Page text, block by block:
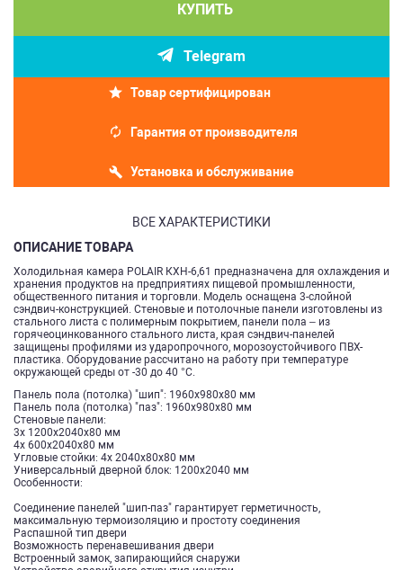
КУПИТЬ
Telegram
Товар сертифицирован
Гарантия от производителя
Установка и обслуживание
ВСЕ ХАРАКТЕРИСТИКИ
ОПИСАНИЕ ТОВАРА
Холодильная камера POLAIR КХН-6,61 предназначена для охлаждения и
хранения продуктов на предприятиях пищевой промышленности,
общественного питания и торговли. Модель оснащена 3-слойной
сэндвич-конструкцией. Стеновые и потолочные панели изготовлены из
стального листа с полимерным покрытием, панели пола – из
горячеоцинкованного стального листа, края сэндвич-панелей
защищены профилями из ударопрочного, морозоустойчивого ПВХ-
пластика. Оборудование рассчитано на работу при температуре
окружающей среды от -30 до 40 °С.
Панель пола (потолка) "шип": 1960х980х80 мм
Панель пола (потолка) "паз": 1960х980х80 мм
Стеновые панели:
3х 1200х2040х80 мм
4х 600х2040х80 мм
Угловые стойки: 4х 2040х80х80 мм
Универсальный дверной блок: 1200х2040 мм
Особенности:
Соединение панелей "шип-паз" гарантирует герметичность,
максимальную термоизоляцию и простоту соединения
Распашной тип двери
Возможность перенавешивания двери
Встроенный замок, запирающийся снаружи